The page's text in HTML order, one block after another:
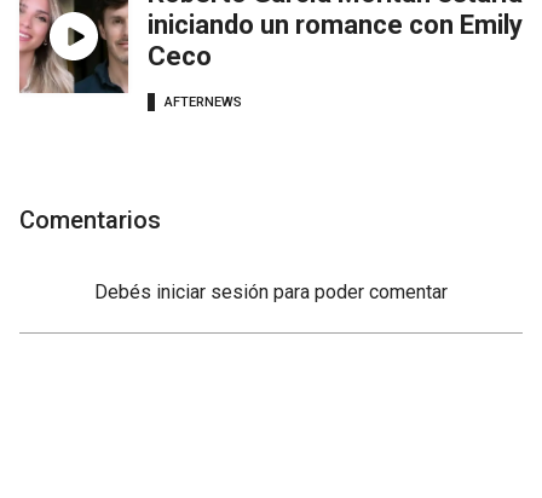
iniciando un romance con Emily
Ceco
AFTERNEWS
Comentarios
Debés iniciar sesión para poder comentar